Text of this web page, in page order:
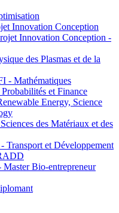
Innovation Conception
Innovation Conception -
des Plasmas et de la
- Mathématiques
et Finance
Energy, Science
des Matériaux et des
et Développement
Bio-entrepreneur